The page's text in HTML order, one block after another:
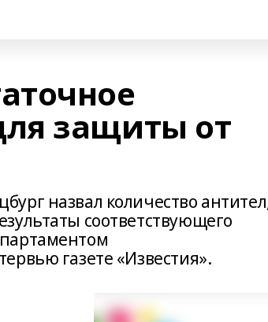
защиты от
назвал количество
соответствующего
газете «Известия».